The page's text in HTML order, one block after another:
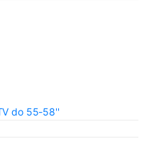
do 55-58''